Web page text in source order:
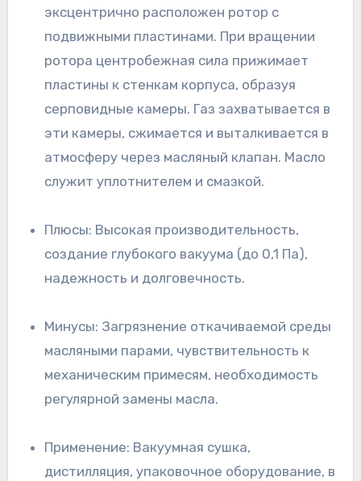
эксцентрично расположен ротор с
подвижными пластинами. При вращении
ротора центробежная сила прижимает
пластины к стенкам корпуса, образуя
серповидные камеры. Газ захватывается в
эти камеры, сжимается и выталкивается в
атмосферу через масляный клапан. Масло
служит уплотнителем и смазкой.
Плюсы: Высокая производительность,
создание глубокого вакуума (до 0,1 Па),
надежность и долговечность.
Минусы: Загрязнение откачиваемой среды
масляными парами, чувствительность к
механическим примесям, необходимость
регулярной замены масла.
Применение: Вакуумная сушка,
дистилляция, упаковочное оборудование, в